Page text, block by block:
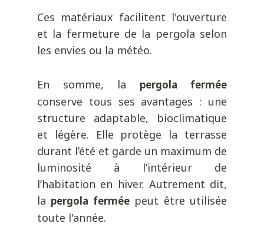
Ces matériaux facilitent l'ouverture
et la fermeture de la pergola selon
les envies ou la météo.
En somme, la pergola fermée
conserve tous ses avantages : une
structure adaptable, bioclimatique
et légère. Elle protège la terrasse
durant l’été et garde un maximum de
luminosité à l’intérieur de
l’habitation en hiver. Autrement dit,
la pergola ferméepeut être utilisée
toute l'année.